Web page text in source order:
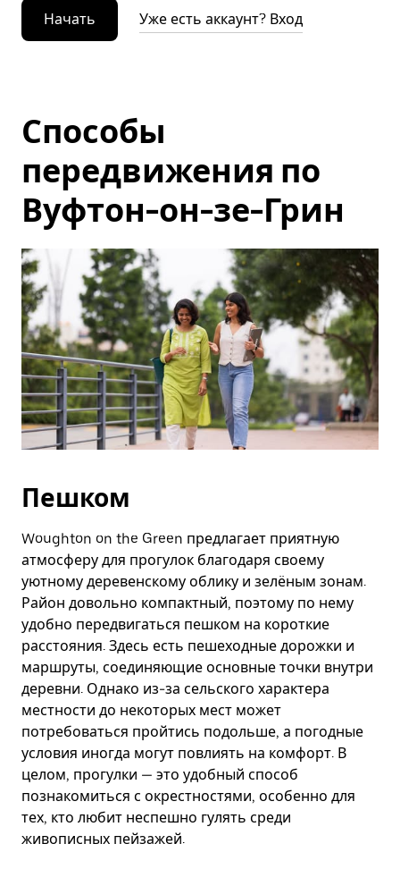
Начать Уже есть аккаунт? Вход
Способы
передвижения по
Вуфтон-он-зе-Грин
Пешком
Woughton on the Green предлагает приятную
атмосферу для прогулок благодаря своему
уютному деревенскому облику и зелёным зонам.
Район довольно компактный, поэтому по нему
удобно передвигаться пешком на короткие
расстояния. Здесь есть пешеходные дорожки и
маршруты, соединяющие основные точки внутри
деревни. Однако из-за сельского характера
местности до некоторых мест может
потребоваться пройтись подольше, а погодные
условия иногда могут повлиять на комфорт. В
целом, прогулки — это удобный способ
познакомиться с окрестностями, особенно для
тех, кто любит неспешно гулять среди
живописных пейзажей.